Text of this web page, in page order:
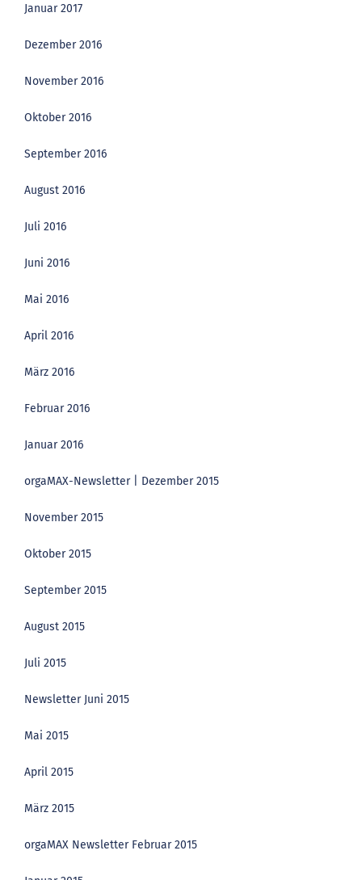
Januar 2017
Dezember 2016
November 2016
Oktober 2016
September 2016
August 2016
Juli 2016
Juni 2016
Mai 2016
April 2016
März 2016
Februar 2016
Januar 2016
orgaMAX-Newsletter | Dezember 2015
November 2015
Oktober 2015
September 2015
August 2015
Juli 2015
Newsletter Juni 2015
Mai 2015
April 2015
März 2015
orgaMAX Newsletter Februar 2015